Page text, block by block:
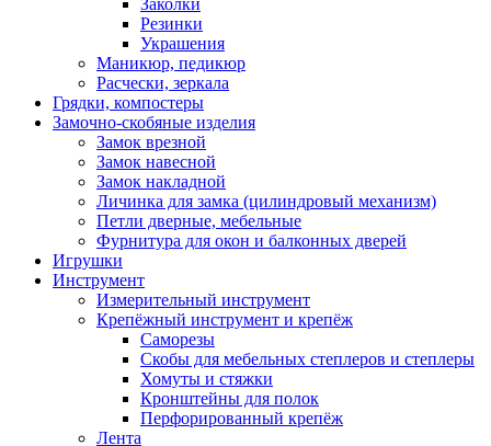
Заколки
Резинки
Украшения
Маникюр, педикюр
Расчески, зеркала
Грядки, компостеры
Замочно-скобяные изделия
Замок врезной
Замок навесной
Замок накладной
Личинка для замка (цилиндровый механизм)
Петли дверные, мебельные
Фурнитура для окон и балконных дверей
Игрушки
Инструмент
Измерительный инструмент
Крепёжный инструмент и крепёж
Саморезы
Скобы для мебельных степлеров и степлеры
Хомуты и стяжки
Кронштейны для полок
Перфорированный крепёж
Лента